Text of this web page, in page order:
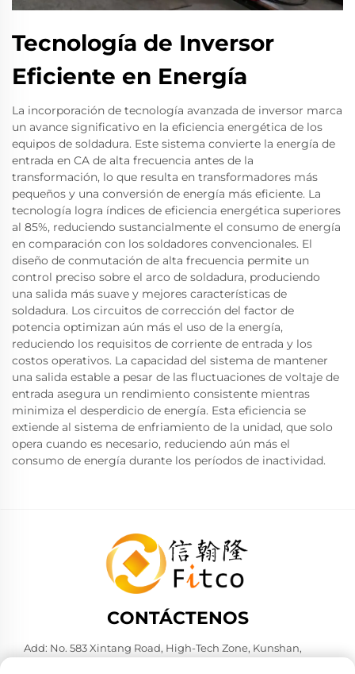
Tecnología de Inversor
Eficiente en Energía
La incorporación de tecnología avanzada de inversor marca
un avance significativo en la eficiencia energética de los
equipos de soldadura. Este sistema convierte la energía de
entrada en CA de alta frecuencia antes de la
transformación, lo que resulta en transformadores más
pequeños y una conversión de energía más eficiente. La
tecnología logra índices de eficiencia energética superiores
al 85%, reduciendo sustancialmente el consumo de energía
en comparación con los soldadores convencionales. El
diseño de conmutación de alta frecuencia permite un
control preciso sobre el arco de soldadura, produciendo
una salida más suave y mejores características de
soldadura. Los circuitos de corrección del factor de
potencia optimizan aún más el uso de la energía,
reduciendo los requisitos de corriente de entrada y los
costos operativos. La capacidad del sistema de mantener
una salida estable a pesar de las fluctuaciones de voltaje de
entrada asegura un rendimiento consistente mientras
minimiza el desperdicio de energía. Esta eficiencia se
extiende al sistema de enfriamiento de la unidad, que solo
opera cuando es necesario, reduciendo aún más el
consumo de energía durante los períodos de inactividad.
CONTÁCTENOS
Add: No. 583 Xintang Road, High-Tech Zone, Kunshan,